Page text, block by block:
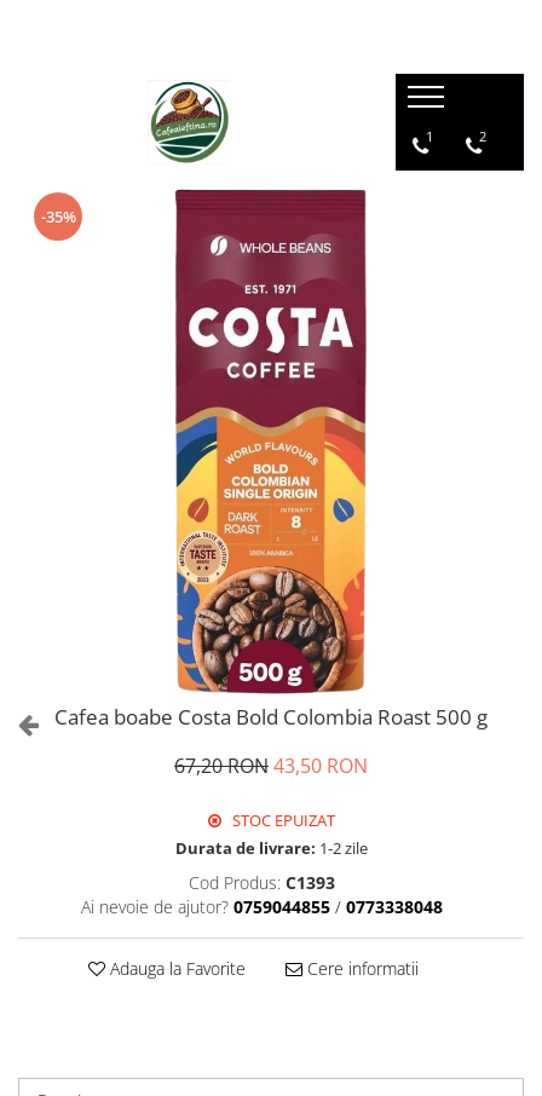
1 2
-35%
Cafea boabe Costa Bold Colombia Roast 500 g
67,20 RON43,50 RON
STOC EPUIZAT
Durata de livrare: 1-2 zile
Cod Produs: C1393
Ai nevoie de ajutor? 0759044855 / 0773338048
Adauga la Favorite Cere informatii